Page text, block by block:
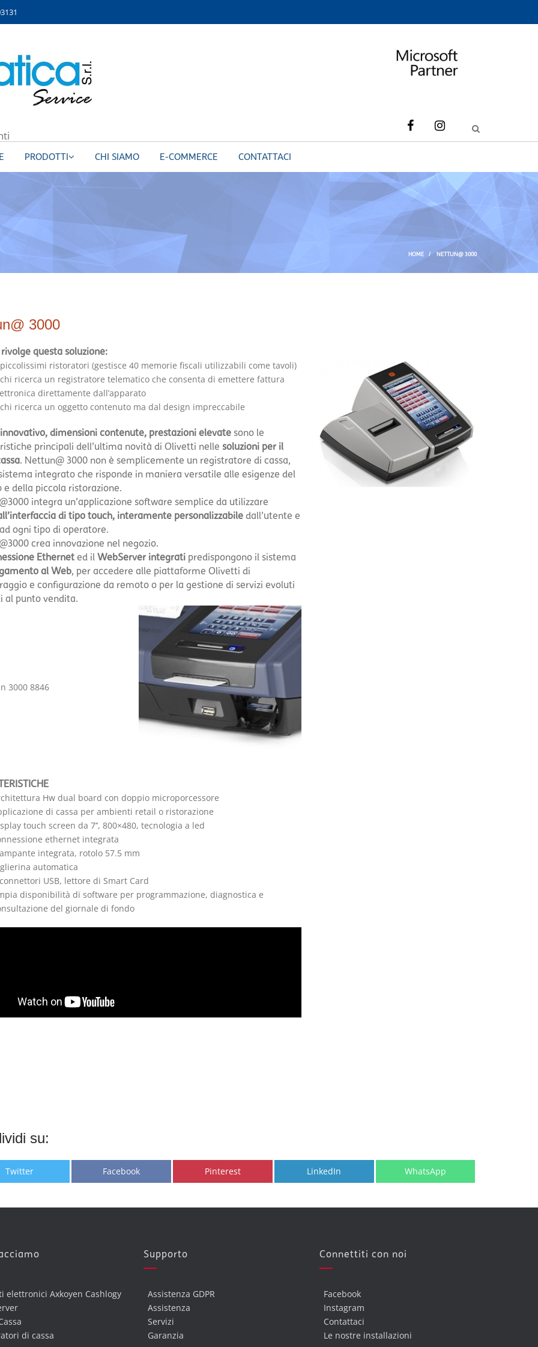
PRODOTTI CHI SIAMO E-COMMERCE CONTATTACI
HOME / NETTUN@ 3000
3000
questa soluzione:
ristoratori (gestisce 40 memorie fiscali utilizzabili come tavoli)
ricerca un registratore telematico che consenta di emettere fattura
direttamente dall’apparato
ricerca un oggetto contenuto ma dal design impreccabile
dimensioni contenute, prestazioni elevatesono le
principali dell’ultima novità di Olivetti nelle soluzioni per il
. Nettun@ 3000 non è semplicemente un registratore di cassa,
integrato che risponde in maniera versatile alle esigenze del
e della piccola ristorazione.
integra un’applicazione software semplice da utilizzare
di tipo touch, interamente personalizzabiledall’utente e
ogni tipo di operatore.
crea innovazione nel negozio.
Etherneted il WebServer integratipredispongono il sistema
al Web, per accedere alle piattaforme Olivetti di
e configurazione da remoto o per la gestione di servizi evoluti
al punto vendita.
Hw dual board con doppio microporcessore
di cassa per ambienti retail o ristorazione
touch screen da 7’’, 800×480, tecnologia a led
ethernet integrata
integrata, rotolo 57.5 mm
automatica
USB, lettore di Smart Card
disponibilità di software per programmazione, diagnostica e
del giornale di fondo
su:
Share
Twitter Share
Facebook Share
Pinterest Share
LinkedIn Share
WhatsApp
elettronici Axkoyen Cashlogy
di cassa
Supporto
Assistenza GDPR
Assistenza
Servizi
Garanzia
Connettiti con noi
Facebook
Instagram
Contattaci
Le nostre installazioni